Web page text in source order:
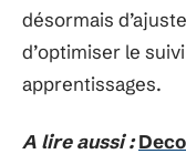
désormais
d’optimiser le
apprentissages.
A lire aussi :